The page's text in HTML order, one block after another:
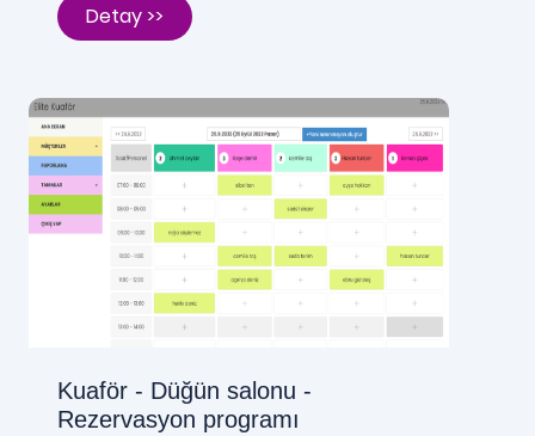
Detay >>
Kuaför - Düğün salonu -
Rezervasyon programı